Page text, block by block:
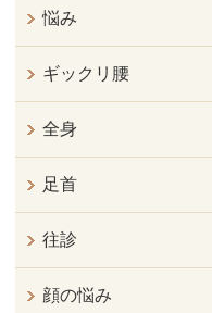
悩み
ギックリ腰
全身
足首
往診
顔の悩み